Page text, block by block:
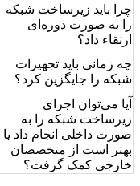
چرا باید زیرساخت شبکه
را به صورت دوره‌ای
ارتقاء داد؟
چه زمانی باید تجهیزات
شبکه را جایگزین کرد؟
آیا می‌توان اجرای
زیرساخت شبکه را به
صورت داخلی انجام داد یا
بهتر است از متخصصان
خارجی کمک گرفت؟